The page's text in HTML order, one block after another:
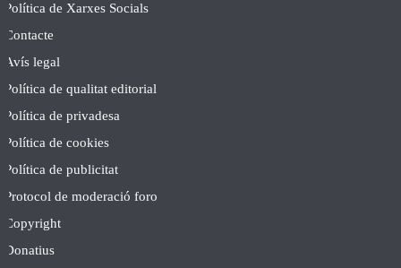
Política de Xarxes Socials
Contacte
Avís legal
Política de qualitat editorial
Política de privadesa
Política de cookies
Política de publicitat
Protocol de moderació foro
Copyright
Donatius